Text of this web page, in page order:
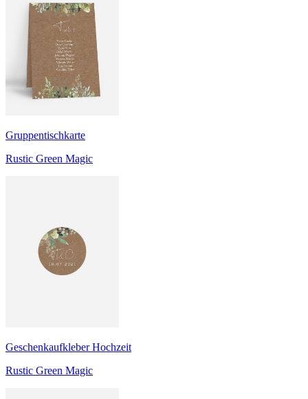
Gruppentischkarte
Rustic Green Magic
Geschenkaufkleber Hochzeit
Rustic Green Magic